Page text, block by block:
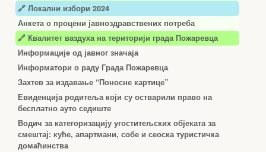
🔗 Локални избори 2024
Анкета о процени јавноздравствених потреба
🔗 Квалитет ваздуха на територији града Пожаревца
Информације од јавног значаја
Информатори о раду Града Пожаревца
Захтев за издавање “Поносне картице”
Евиденција родитеља који су остварили право на
бесплатно ауто седиште
Водич за категоризацију угоститељских објеката за
смештај: куће, апартмани, собе и сеоска туристичка
домаћинства